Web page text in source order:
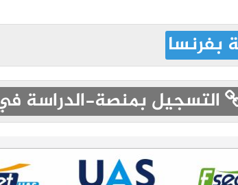
بفرنسا
التسجيل بمنصة-الدراسة في